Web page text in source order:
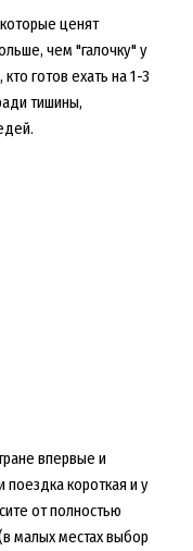
ценят
чем "галочку" у
готов ехать на 1-3
тишины,
впервые и
поездка короткая и у
от полностью
малых местах выбор